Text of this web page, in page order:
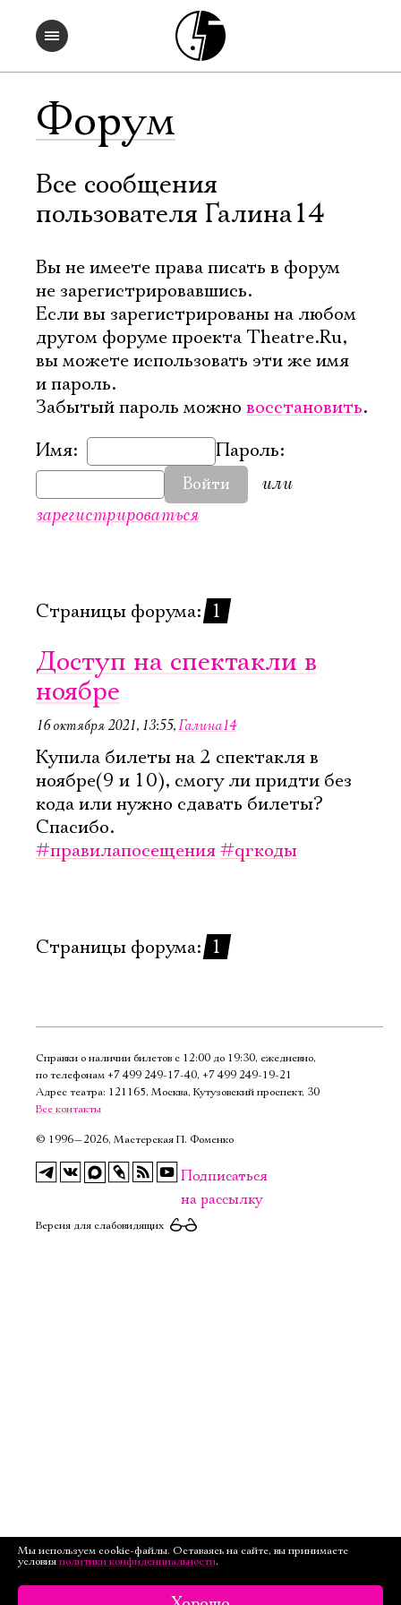
Форум
Все сообщения
пользователя Галина14
Вы не имеете права писать в форум
не зарегистрировавшись.
Если вы зарегистрированы на любом
другом форуме проекта Theatre.Ru,
вы можете использовать эти же имя
и пароль.
Забытый пароль можно восстановить.
Имя:
Пароль:
Войти
или
зарегистрироваться
Страницы форума: 1
Доступ на спектакли в
ноябре
16 октября 2021, 13:55,Галина14
Купила билеты на 2 спектакля в
ноябре(9 и 10), смогу ли придти без
кода или нужно сдавать билеты?
Спасибо.
#правилапосещения#qrкоды
Страницы форума: 1
Справки о наличии билетов с 12:00 до 19:30, ежедневно,
по телефонам +7 499 249‑17‑40, +7 499 249‑19‑21
Адрес театра: 121165, Москва, Кутузовский проспект, 30
Все контакты
© 1996—2026, Мастерская П. Фоменко
Подписаться
на рассылку
Версия для слабовидящих
Электропочта
Имя
Ознакомиться
Мы используем cookie-файлы. Оставаясь на сайте, вы принимаете
условия политики конфиденциальности.